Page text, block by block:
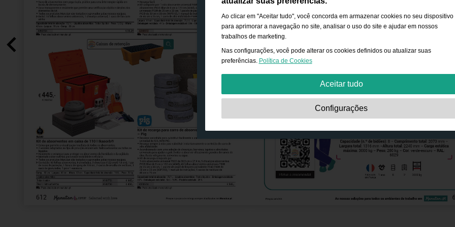
Ao clicar em "Aceitar tudo", você concorda em armazenar cookies no seu dispositivo
para aprimorar a navegação no site, analisar o uso do site e ajudar em nossos
trabalhos de marketing.
Nas configurações, você pode alterar os cookies definidos ou atualizar suas
preferências. Política de Cookies
Aceitar tudo
Os cookies são essenciais para ativar
básicas, como navegação, conceder acesso ao conteúdo protegido e salvar o
Os cookies nos permitem contar as visitas e origens de tráfego
site, além de entender como ele é usado. Isso serve para melhorar o
desempenho. Toda a informação é agregada e, portanto, anônima.
Funcionalidade:Os cookies permitem que o site ofereça funções aprimoradas e
opções pessoais. Por exemplo, opções de tamanho de fonte etc.
Configurações